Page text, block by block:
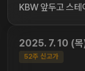
KBW 앞두고 스테
2025. 7. 10 (
52주 신고가